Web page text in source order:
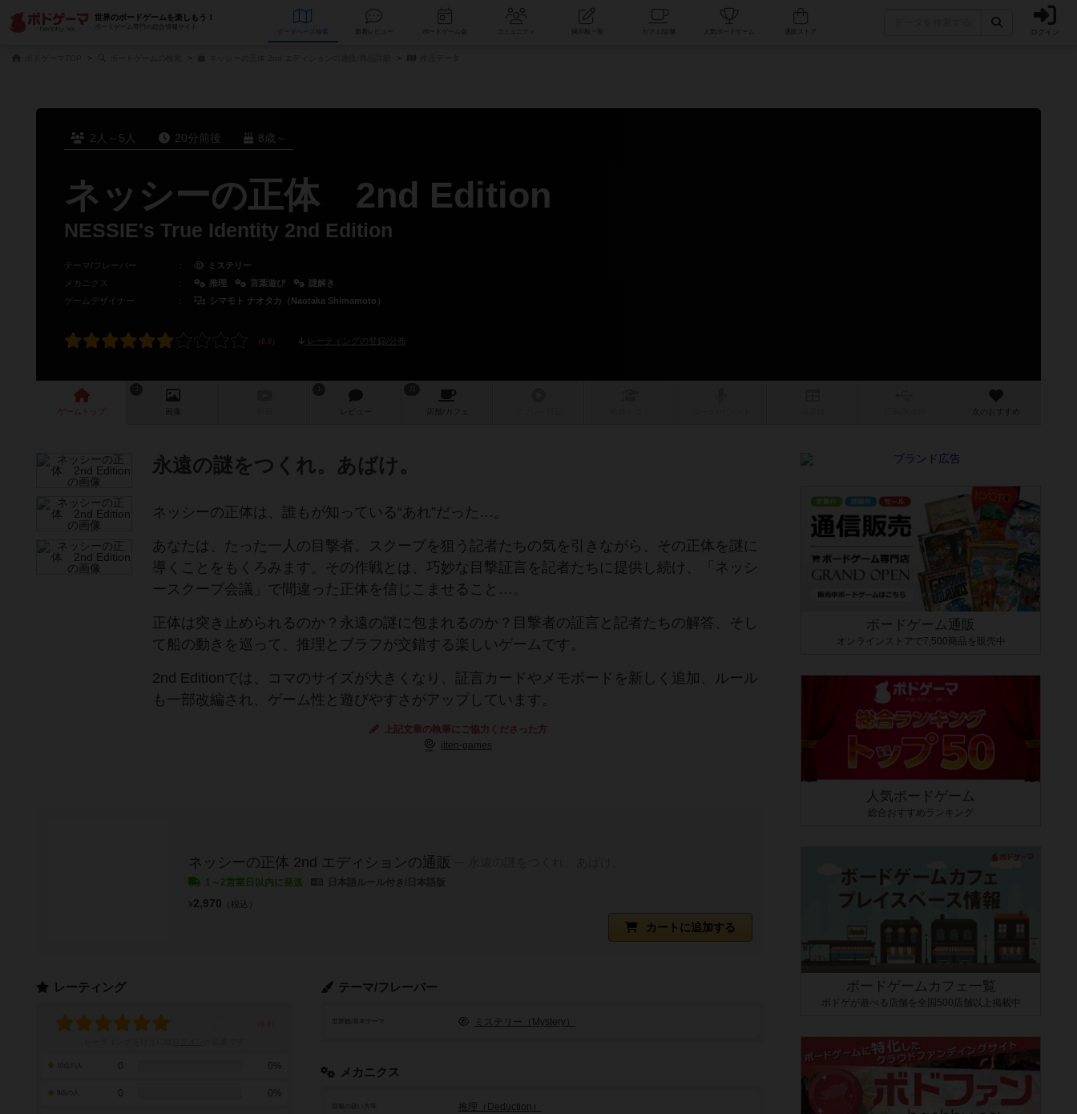
世界のボードゲームを楽しもう！
ボードゲーム専門の総合情報サイト
データベース コミュニティ 人気ボードゲーム ログイン
2人～5人 20分前後 8歳～
ネッシーの正体 2nd Edition
NESSIE's True Identity 2nd Edition
テーマ/フレーバー ：
ミステリー
メカニクス
： 推理 言葉遊び
謎解き
ゲームデザイナー
： シマモト ナオタカ（Naotaka Shimamoto）
レーティングの登録/分布
ゲーム 画像 レビュー 店舗/ カフェ 次のおすすめ
永遠の謎をつくれ。あばけ。
ネッシーの正体は、誰もが知っている“あれ”だった…。
あなたは、たった一人の目撃者。スクープを狙う記者たちの気を引きながら、その正体を謎に
導くことをもくろみます。その作戦とは、巧妙な目撃証言を記者たちに提供し続け、「ネッシ
ースクープ会議」で間違った正体を信じこませること…。
正体は突き止められるのか？永遠の謎に包まれるのか？目撃者の証言と記者たちの解答、そし
て船の動きを巡って、推理とブラフが交錯する楽しいゲームです。
2nd Editionでは、コマのサイズが大きくなり、証言カードやメモボードを新しく追加、ルール
も一部改編され、ゲーム性と遊びやすさがアップしています。
上記文章の執筆にご協力くださった方
itten-games
ネッシーの正体 2nd エディションの通販
1～2営業日以内に発送
カートに追加する
¥2,970 （税込）
テーマ/フレーバー
世界観/基本テーマ ミステリー（Mystery）
メカニクス
推理（Deduction）
レーティング
0 0%
0 0%
ボードゲーム通販
オンラインストアで7,500商品を販売中
人気ボードゲーム
総合おすすめランキング
ボードゲームカフェ一覧
ボドゲが遊べる店舗を全国500店舗以上掲載中